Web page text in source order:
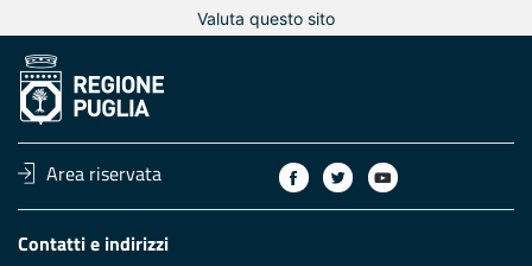
Valuta questo sito
Area riservata
Contatti e indirizzi